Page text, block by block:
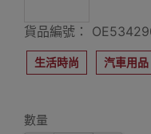
貨品編號：
生活時尚 汽車用品
數量